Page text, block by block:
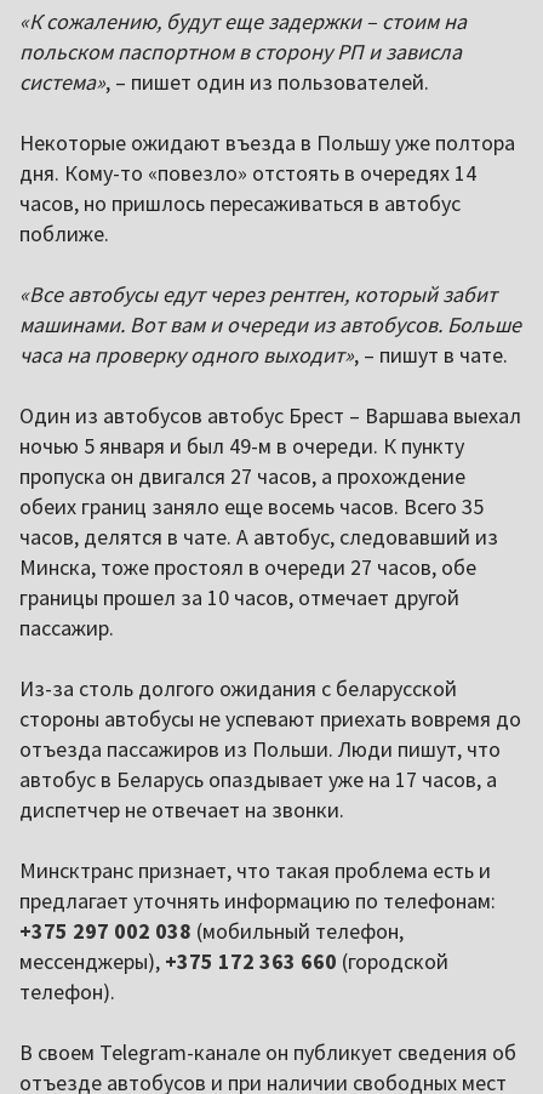
«К сожалению, будут еще задержки – стоим на
польском паспортном в сторону РП и зависла
система», – пишет один из пользователей.
Некоторые ожидают въезда в Польшу уже полтора
дня. Кому-то «повезло» отстоять в очередях 14
часов, но пришлось пересаживаться в автобус
поближе.
«Все автобусы едут через рентген, который забит
машинами. Вот вам и очереди из автобусов. Больше
часа на проверку одного выходит», – пишут в чате.
Один из автобусов автобус Брест – Варшава выехал
ночью 5 января и был 49-м в очереди. К пункту
пропуска он двигался 27 часов, а прохождение
обеих границ заняло еще восемь часов. Всего 35
часов, делятся в чате. А автобус, следовавший из
Минска, тоже простоял в очереди 27 часов, обе
границы прошел за 10 часов, отмечает другой
пассажир.
Из-за столь долгого ожидания с беларусской
стороны автобусы не успевают приехать вовремя до
отъезда пассажиров из Польши. Люди пишут, что
автобус в Беларусь опаздывает уже на 17 часов, а
диспетчер не отвечает на звонки.
Минсктранс признает, что такая проблема есть и
предлагает уточнять информацию по телефонам:
+375 297 002 038 (мобильный телефон,
мессенджеры), +375 172 363 660 (городской
телефон).
В своем Telegram-канале он публикует сведения об
отъезде автобусов и при наличии свободных мест